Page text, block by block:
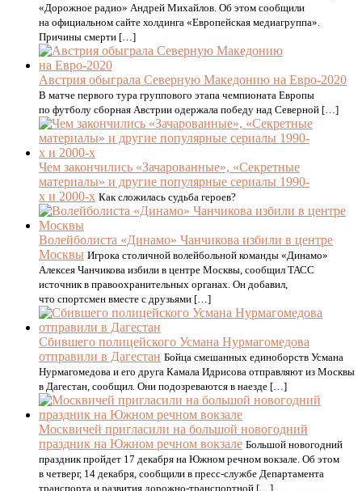
«Дорожное радио» Андрей Михайлов. Об этом сообщили
на официальном сайте холдинга «Европейская медиагруппа».
Причины смерти […]
Австрия обыграла Северную Македонию на Евро-2020
В матче первого тура группового этапа чемпионата Европы
по футболу сборная Австрии одержала победу над Северной […]
Чем закончились «Зачарованные», «Секретные
материалы» и другие популярные сериалы 1990-
х и 2000-х Как сложилась судьба героев?
Волейболиста «Динамо» Чанчикова избили в центре
Москвы Игрока столичной волейбольной команды «Динамо»
Алексея Чанчикова избили в центре Москвы, сообщил ТАСС
источник в правоохранительных органах. Он добавил,
что спортсмен вместе с друзьями […]
Сбившего полицейского Усмана Нурмагомедова
отправили в Дагестан Бойца смешанных единоборств Усмана
Нурмагомедова и его друга Камала Идрисова отправляют из Москвы
в Дагестан, сообщил. Они подозреваются в наезде […]
Москвичей пригласили на большой новогодний
праздник на Южном речном вокзале Большой новогодний
праздник пройдет 17 декабря на Южном речном вокзале. Об этом
в четверг, 14 декабря, сообщили в пресс-службе Департамента
транспорта и развития дорожно-транспортной […]